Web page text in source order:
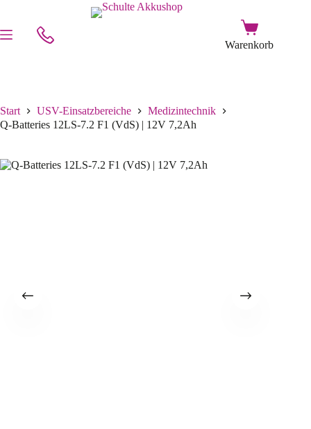
Start USV-Einsatzbereiche
Medizintechnik
Q-Batteries 12LS-7.2 F1 (VdS) | 12V 7,2Ah